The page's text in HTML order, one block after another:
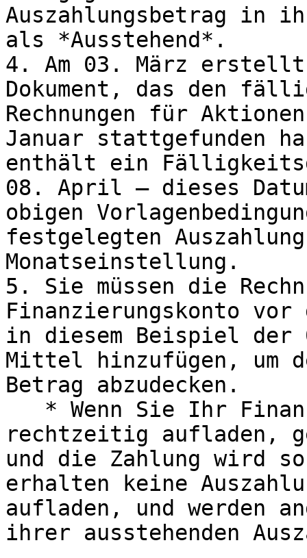
Auszahlungsbetrag in
als *Ausstehend*.
4. Am 03. März erstellt
Dokument, das den
Rechnungen für
Januar stattgefunden
enthält ein
08. April – dieses
obigen
festgelegten
Monatseinstellung.
5. Sie müssen die
Finanzierungskonto
in diesem Beispiel der
Mittel hinzufügen, um
Betrag abzudecken.
rechtzeitig aufladen,
und die Zahlung wird
erhalten keine
aufladen, und werden
ihrer ausstehenden